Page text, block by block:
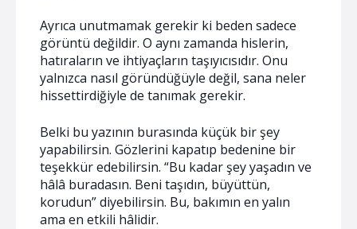
Ayrıca unutmamak gerekir ki beden sadece
görüntü değildir. O aynı zamanda hislerin,
hatıraların ve ihtiyaçların taşıyıcısıdır. Onu
yalnızca nasıl göründüğüyle değil, sana neler
hissettirdiğiyle de tanımak gerekir.
Belki bu yazının burasında küçük bir şey
yapabilirsin. Gözlerini kapatıp bedenine bir
teşekkür edebilirsin. “Bu kadar şey yaşadın ve
hâlâ buradasın. Beni taşıdın, büyüttün,
korudun” diyebilirsin. Bu, bakımın en yalın
ama en etkili hâlidir.